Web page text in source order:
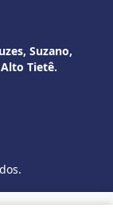
Suzano,
Tietê.